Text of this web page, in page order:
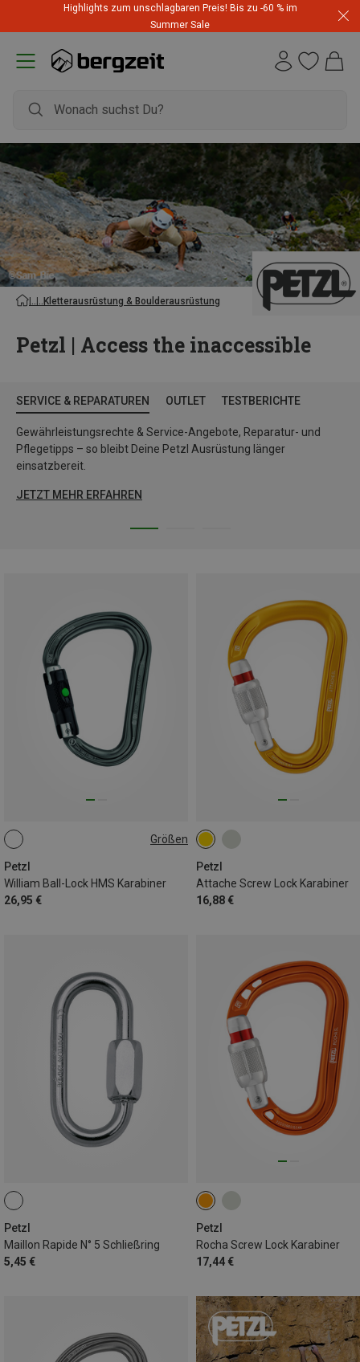
Highlights zum unschlagbaren Preis! Bis zu -60 % im
Summer Sale
Kletterausrüstung & Boulderausrüstung
Petzl | Access the inaccessible
SERVICE & REPARATUREN OUTLET TESTBERICHTE
Gewährleistungsrechte & Service-Angebote, Reparatur- und
Pflegetipps – so bleibt Deine Petzl Ausrüstung länger
einsatzbereit.
JETZT MEHR ERFAHREN
Größen
Petzl
William Ball-Lock HMS Karabiner
26,95 €
BALL-LOCK
Petzl
Attache Screw Lock Karabiner
16,88 €
Petzl
Maillon Rapide N° 5 Schließring
5,45 €
Petzl
Rocha Screw Lock Karabiner
17,44 €